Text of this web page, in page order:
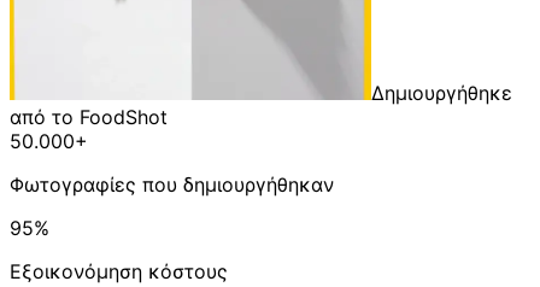
Δημιουργήθηκε
από το FoodShot
50.000+
Φωτογραφίες που δημιουργήθηκαν
95%
Εξοικονόμηση κόστους